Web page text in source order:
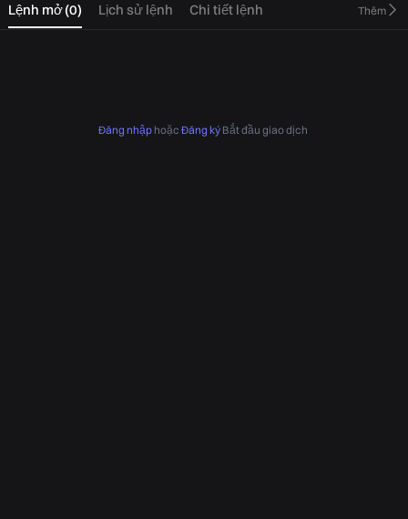
Lệnh mở(0) Lịch sử lệnh Chi tiết lệnh Thêm
Đăng nhập hoặc Đăng ký Bắt đầu giao dịch